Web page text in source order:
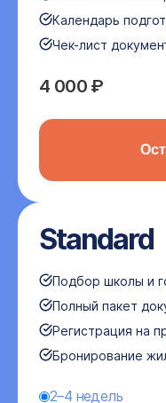
Календарь
Чек-лист
4 000 ₽
Standard
Подбор школы и
Полный пакет
Регистрация на
Бронирование
2–4 недель